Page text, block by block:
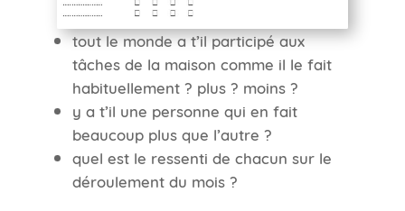
tout le monde a t’il participé aux
tâches de la maison comme il le fait
habituellement ? plus ? moins ?
y a t’il une personne qui en fait
beaucoup plus que l’autre ?
quel est le ressenti de chacun sur le
déroulement du mois ?